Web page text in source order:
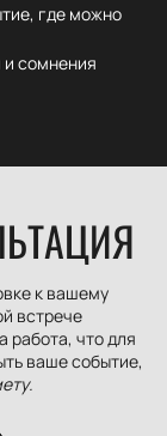
где можно
и сомнения
к вашему
встрече
работа, что для
ваше событие,